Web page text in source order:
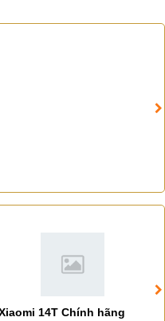
14T Chính hãng